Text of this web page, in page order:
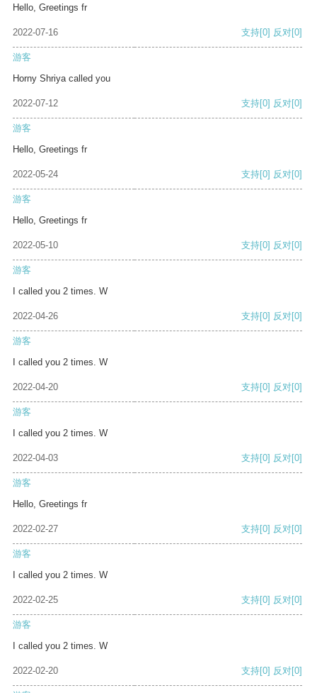
Hello, Greetings fr
2022-07-16 支持[0] 反对[0]
游客
Horny Shriya called you
2022-07-12 支持[0] 反对[0]
游客
Hello, Greetings fr
2022-05-24 支持[0] 反对[0]
游客
Hello, Greetings fr
2022-05-10 支持[0] 反对[0]
游客
I called you 2 times. W
2022-04-26 支持[0] 反对[0]
游客
I called you 2 times. W
2022-04-20 支持[0] 反对[0]
游客
I called you 2 times. W
2022-04-03 支持[0] 反对[0]
游客
Hello, Greetings fr
2022-02-27 支持[0] 反对[0]
游客
I called you 2 times. W
2022-02-25 支持[0] 反对[0]
游客
I called you 2 times. W
2022-02-20 支持[0] 反对[0]